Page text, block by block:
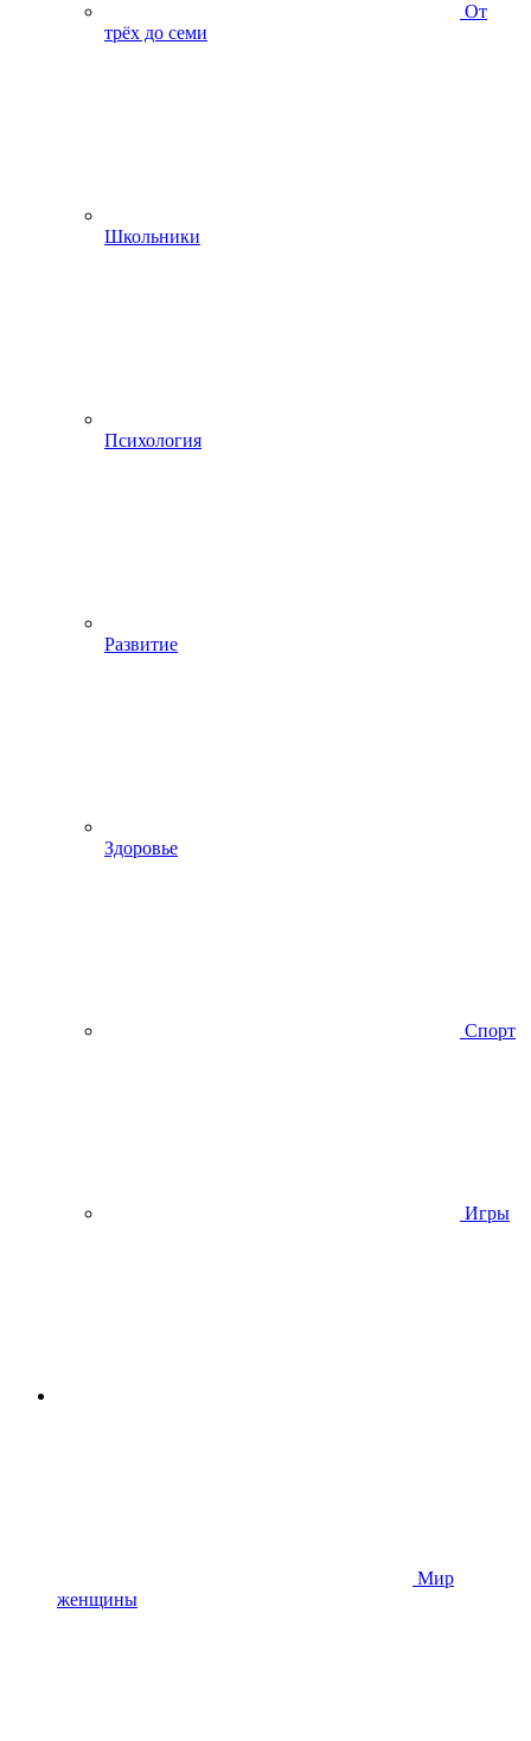
От
трёх до семи
Школьники
Психология
Развитие
Здоровье
Спорт
Игры
Мир
женщины